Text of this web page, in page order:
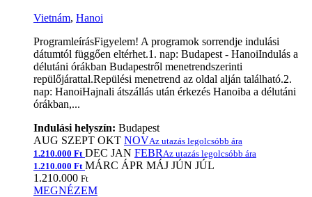
Vietnám, Hanoi
ProgramleírásFigyelem! A programok sorrendje indulási
dátumtól függően eltérhet.1. nap: Budapest - HanoiIndulás a
délutáni órákban Budapestről menetrendszerinti
repülőjárattal.Repülési menetrend az oldal alján található.2.
nap: HanoiHajnali átszállás után érkezés Hanoiba a délutáni
órákban,...
Indulási helyszín: Budapest
AUG SZEPT OKT NOVAz utazás legolcsóbb ára
1.210.000 Ft DEC JAN FEBR Az utazás legolcsóbb ára
1.210.000 Ft MÁRC ÁPR MÁJ JÚN JÚL
1.210.000 Ft
MEGNÉZEM